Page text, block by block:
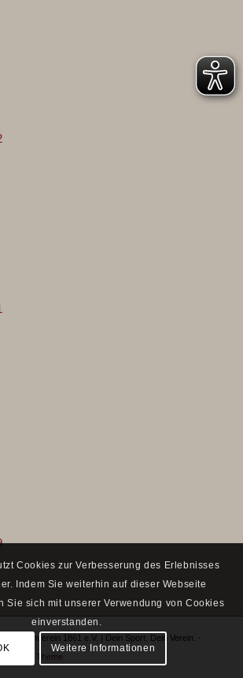
Turnverein 1861 e.V. | Dein Sport. Dein Verein. -
Theme
Cookies zur Verbesserung des Erlebnisses
Indem Sie weiterhin auf dieser Webseite
Sie sich mit unserer Verwendung von Cookies
einverstanden.
Weitere Informationen